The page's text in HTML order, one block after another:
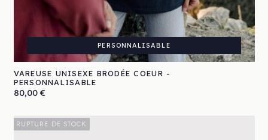
PERSONNALISABLE
VAREUSE UNISEXE BRODÉE COEUR -
PERSONNALISABLE
Prix
80,00 €
RUPTURE DE STOCK